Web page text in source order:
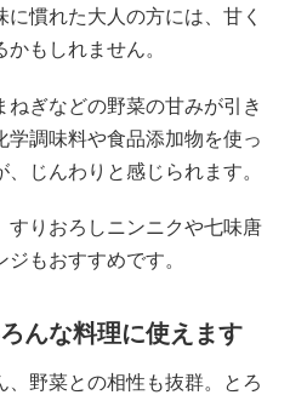
慣れた大人の方には、甘く
もしれません。
ぎなどの野菜の甘みが引き
調味料や食品添加物を使っ
じんわりと感じられます。
すりおろしニンニクや七味唐
もおすすめです。
んな料理に使えます
野菜との相性も抜群。とろ